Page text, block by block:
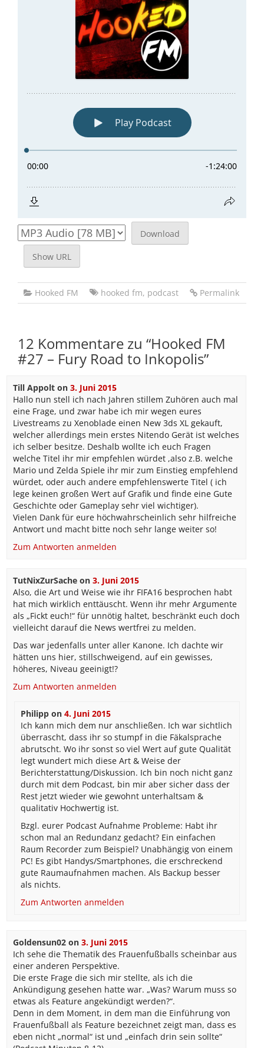
Download
Show URL
Hooked FM hooked fm, podcast Permalink
12 Kommentare zu “Hooked FM
#27 – Fury Road to Inkopolis”
Till Appolton 3. Juni 2015
Hallo nun stell ich nach Jahren stillem Zuhören auch mal
eine Frage, und zwar habe ich mir wegen eures
Livestreams zu Xenoblade einen New 3ds XL gekauft,
welcher allerdings mein erstes Nitendo Gerät ist welches
ich selber besitze. Deshalb wollte ich euch Fragen
welche Titel ihr mir empfehlen würdet ,also z.B. welche
Mario und Zelda Spiele ihr mir zum Einstieg empfehlend
würdet, oder auch andere empfehlenswerte Titel ( ich
lege keinen großen Wert auf Grafik und finde eine Gute
Geschichte oder Gameplay sehr viel wichtiger).
Vielen Dank für eure höchwahrscheinlich sehr hilfreiche
Antwort und macht bitte noch sehr lange weiter so!
Zum Antworten anmelden
TutNixZurSacheon 3. Juni 2015
Also, die Art und Weise wie ihr FIFA16 besprochen habt
hat mich wirklich enttäuscht. Wenn ihr mehr Argumente
als „Fickt euch!“ für unnötig haltet, beschränkt euch doch
vielleicht darauf die News wertfrei zu melden.
Das war jedenfalls unter aller Kanone. Ich dachte wir
hätten uns hier, stillschweigend, auf ein gewisses,
höheres, Niveau geeinigt!?
Zum Antworten anmelden
Philipp on4. Juni 2015
Ich kann mich dem nur anschließen. Ich war sichtlich
überrascht, dass ihr so stumpf in die Fäkalsprache
abrutscht. Wo ihr sonst so viel Wert auf gute Qualität
legt wundert mich diese Art & Weise der
Berichterstattung/Diskussion. Ich bin noch nicht ganz
durch mit dem Podcast, bin mir aber sicher dass der
Rest jetzt wieder wie gewohnt unterhaltsam &
qualitativ Hochwertig ist.
Bzgl. eurer Podcast Aufnahme Probleme: Habt ihr
schon mal an Redundanz gedacht? Ein einfachen
Raum Recorder zum Beispiel? Unabhängig von einem
PC! Es gibt Handys/Smartphones, die erschreckend
gute Raumaufnahmen machen. Als Backup besser
als nichts.
Zum Antworten anmelden
Goldensun02on 3. Juni 2015
Ich sehe die Thematik des Frauenfußballs scheinbar aus
einer anderen Perspektive.
Die erste Frage die sich mir stellte, als ich die
Ankündigung gesehen hatte war. „Was? Warum muss so
etwas als Feature angekündigt werden?“.
Denn in dem Moment, in dem man die Einführung von
Frauenfußball als Feature bezeichnet zeigt man, dass es
eben nicht „normal“ ist und „einfach drin sein sollte“